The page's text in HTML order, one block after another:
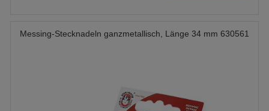
Messing-Stecknadeln ganzmetallisch, Länge 34 mm 630561